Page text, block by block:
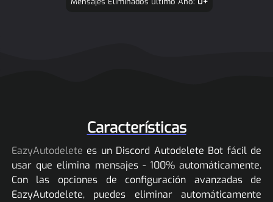
Características
EazyAutodelete es un Discord Autodelete Bot fácil de
usar que elimina mensajes - 100% automáticamente.
Con las opciones de configuración avanzadas de
EazyAutodelete, puedes eliminar automáticamente